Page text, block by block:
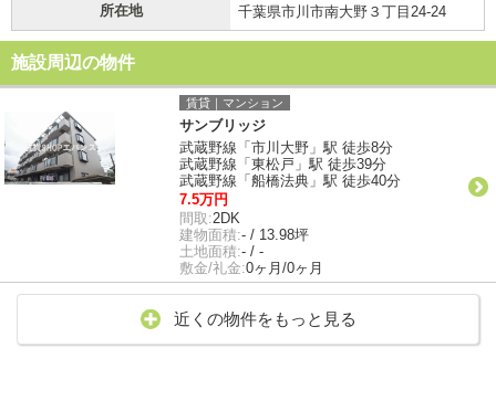
所在地 千葉県市川市南大野３丁目24-24
施設周辺の物件
賃貸｜マンション
サンブリッジ
武蔵野線「市川大野」駅 徒歩8分
武蔵野線「東松戸」駅 徒歩39分
武蔵野線「船橋法典」駅 徒歩40分
7.5万円
間取:2DK
建物面積:- / 13.98坪
土地面積:- / -
敷金/礼金:0ヶ月/0ヶ月
近くの物件をもっと見る